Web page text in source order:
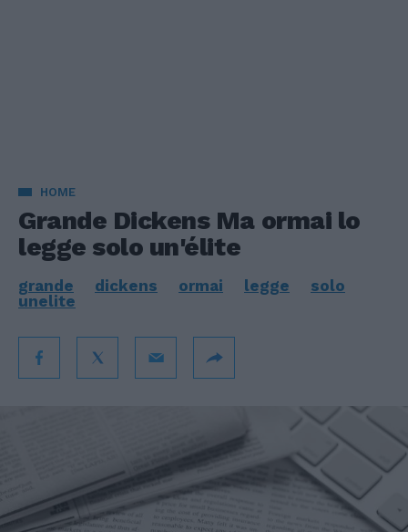
HOME
Grande Dickens Ma ormai lo
legge solo un'élite
grande dickens ormai legge
solo
unelite